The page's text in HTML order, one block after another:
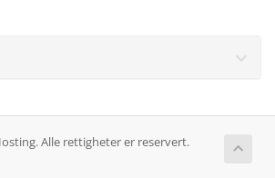
Alle rettigheter er reservert.